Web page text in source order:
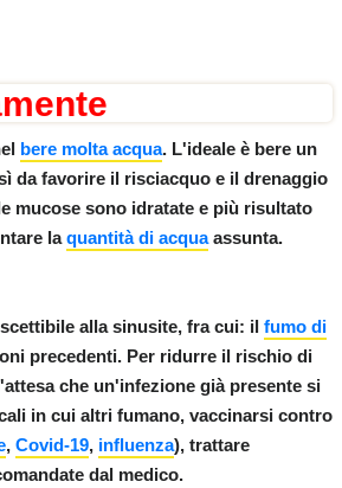
bere molta acqua. L'ideale è bere un
da favorire il risciacquo e il drenaggio
mucose sono idratate e più risultato
laquantità di acquaassunta.
alla sinusite, fra cui: il fumo di
precedenti. Per ridurre il rischio di
che un'infezione già presente si
in cui altri fumano, vaccinarsi contro
, Covid-19, influenza), trattare
dal medico.